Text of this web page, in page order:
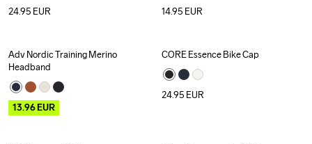
24.95 EUR 14.95 EUR
Outlet
Adv Nordic Training Merino
Headband
13.96EUR
CORE Essence Bike Cap
24.95 EUR